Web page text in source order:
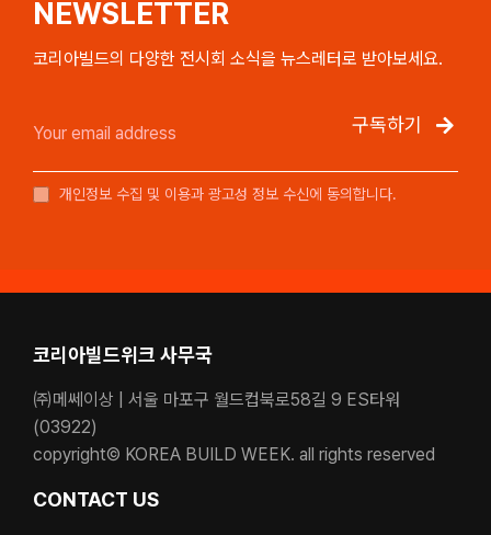
NEWSLETTER
코리아빌드의 다양한 전시회 소식을 뉴스레터로 받아보세요.
구독하기
개인정보 수집 및 이용과 광고성 정보 수신에 동의합니다.
코리아빌드위크 사무국
㈜메쎄이상 | 서울 마포구 월드컵북로58길 9 ES타워
(03922)
copyright© KOREA BUILD WEEK. all rights reserved
CONTACT US